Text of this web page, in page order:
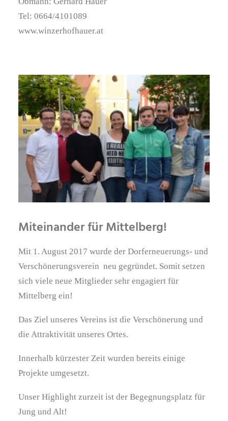
Tel: 0664/4101089
www.winzerhofhauer.at
Miteinander für Mittelberg!
Mit 1. August 2017 wurde der Dorferneuerungs- und
Verschönerungsverein neu gegründet. Somit setzen
sich viele neue Mitglieder sehr engagiert für
Mittelberg ein!
Das Ziel unseres Vereins ist die Verschönerung und
die Attraktivität unseres Ortes.
Innerhalb kürzester Zeit wurden bereits einige
Projekte umgesetzt.
Unser Highlight zurzeit ist der Begegnungsplatz für
Jung und Alt!